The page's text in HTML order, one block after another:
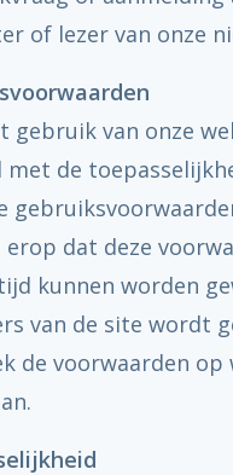
of lezer van onze
gebruik van onze
met de
erop dat deze
kunnen worden
van de site wordt
de voorwaarden op